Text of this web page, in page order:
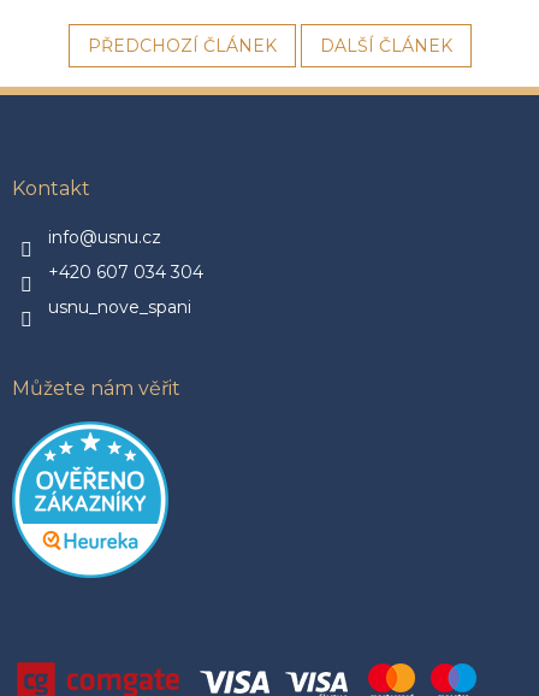
PŘEDCHOZÍ ČLÁNEK DALŠÍ ČLÁNEK
Kontakt
info@usnu.cz
+420 607 034 304
usnu_nove_spani
Můžete nám věřit